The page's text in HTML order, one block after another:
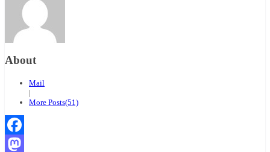
About
Mail
|
More Posts(51)
Facebook